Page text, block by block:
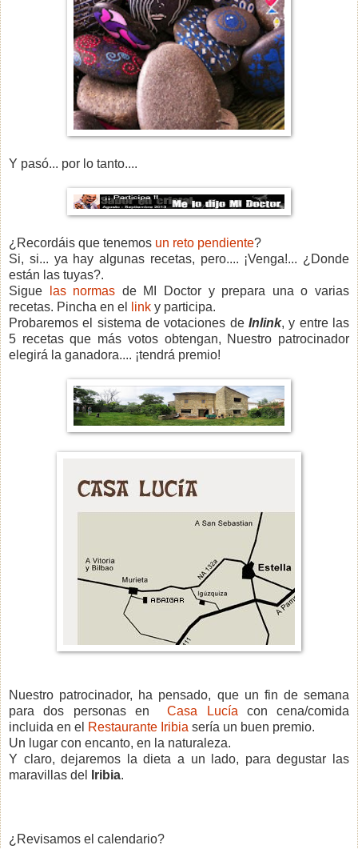
Y pasó... por lo tanto....
¿Recordáis que tenemos un reto pendiente?
Si, si... ya hay algunas recetas, pero.... ¡Venga!... ¿Donde
están las tuyas?.
Sigue
las normas de MI Doctor y prepara una o varias
recetas. Pincha en el
link y participa.
Probaremos el sistema de votaciones de Inlink, y entre las
5 recetas que más votos obtengan, Nuestro patrocinador
elegirá la ganadora.... ¡tendrá premio!
Nuestro patrocinador, ha pensado, que un fin de semana
para dos personas enCasa Lucía con cena/comida
incluida en el Restaurante Iribia sería un buen premio.
Un lugar con encanto, en la naturaleza.
Y claro, dejaremos la dieta a un lado, para degustar las
maravillas del
Iribia.
¿Revisamos el calendario?